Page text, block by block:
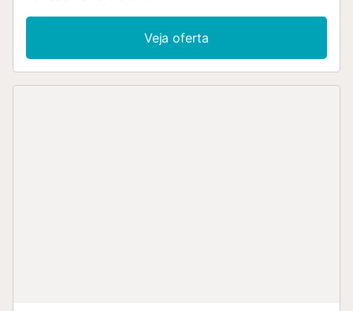
incluem acesso Wi-Fi, uma televisão e uma máquina de
lavar roupa. Além disso, este apartamento dispõe de um
terraço privado onde pode jantar ou desfrutar de bebidas
a poucos metros da beira-mar. As famílias com crianças
Veja oferta